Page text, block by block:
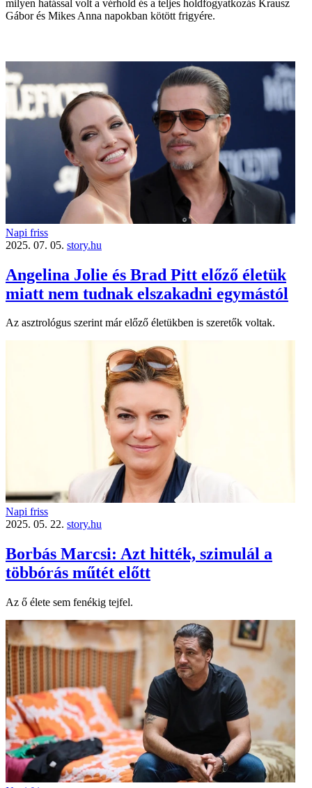
milyen hatással volt a vérhold és a teljes holdfogyatkozás Krausz
Gábor és Mikes Anna napokban kötött frigyére.
Napi friss
2025. 07. 05. story.hu
Angelina Jolie és Brad Pitt előző életük
miatt nem tudnak elszakadni egymástól
Az asztrológus szerint már előző életükben is szeretők voltak.
Napi friss
2025. 05. 22. story.hu
Borbás Marcsi: Azt hitték, szimulál a
többórás műtét előtt
Az ő élete sem fenékig tejfel.